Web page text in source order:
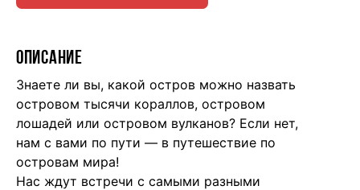
ОПИСАНИЕ
Знаете ли вы, какой остров можно назвать
островом тысячи кораллов, островом
лошадей или островом вулканов? Если нет,
нам с вами по пути — в путешествие по
островам мира!
Нас ждут встречи с самыми разными